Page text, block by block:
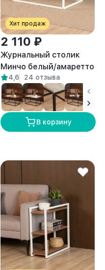
Хит продаж
2 110 ₽
Журнальный столик
Минчо белый/амаретто
4,6 24 отзыва
В корзину